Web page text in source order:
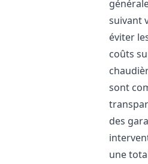
suivant
éviter
coûts
sont
des
une